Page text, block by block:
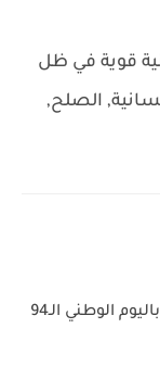
قوية في ظل
الصلح,